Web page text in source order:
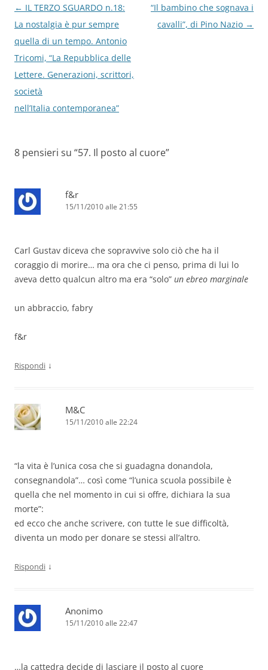
Navigazione
articolo
← IL TERZO SGUARDO n.18:
La nostalgia è pur sempre
quella di un tempo. Antonio
Tricomi, “La Repubblica delle
Lettere. Generazioni, scrittori,
società
nell’Italia contemporanea”
“Il bambino che sognava i
cavalli”, di Pino Nazio →
8 pensieri su “57. Il posto al cuore”
f&r
15/11/2010 alle 21:55
Carl Gustav diceva che sopravvive solo ciò che ha il
coraggio di morire… ma ora che ci penso, prima di lui lo
aveva detto qualcun altro ma era “solo” un ebreo marginale
un abbraccio, fabry
f&r
Rispondi ↓
M&C
15/11/2010 alle 22:24
“la vita è l’unica cosa che si guadagna donandola,
consegnandola”… così come “l’unica scuola possibile è
quella che nel momento in cui si offre, dichiara la sua
morte”:
ed ecco che anche scrivere, con tutte le sue difficoltà,
diventa un modo per donare se stessi all’altro.
Rispondi ↓
Anonimo
15/11/2010 alle 22:47
…la cattedra decide di lasciare il posto al cuore